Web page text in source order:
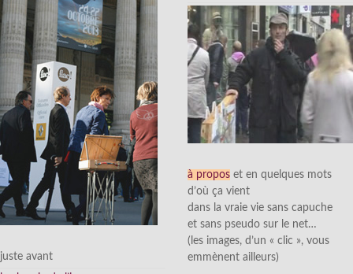
juste avant
à propos et en quelques mots
d’où ça vient
dans la vraie vie sans capuche
et sans pseudo sur le net…
(les images, d’un « clic », vous
emmènent ailleurs)